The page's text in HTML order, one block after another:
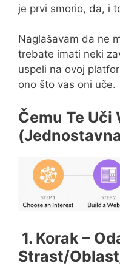
je prvi smorio, da, i
Naglašavam da ne
trebate imati neki
uspeli na ovoj
ono što vas oni uče.
Čemu Te
1. Korak –
Strast/